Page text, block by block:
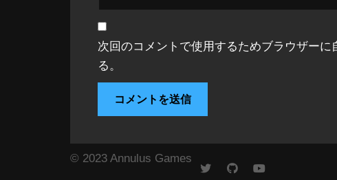
次回のコメントで使用するためブラウザー
る。
©︎ 2023 Annulus Games